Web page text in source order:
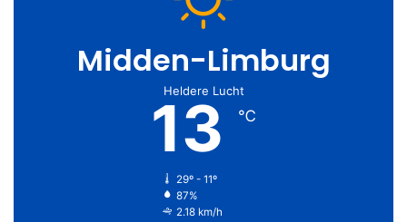
Midden-Limburg
Heldere Lucht
13 ℃
29º - 11º
87%
2.18 km/h